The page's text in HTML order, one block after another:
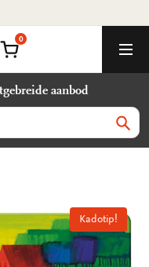
Winkelmand
0
aanbod
Kadotip!